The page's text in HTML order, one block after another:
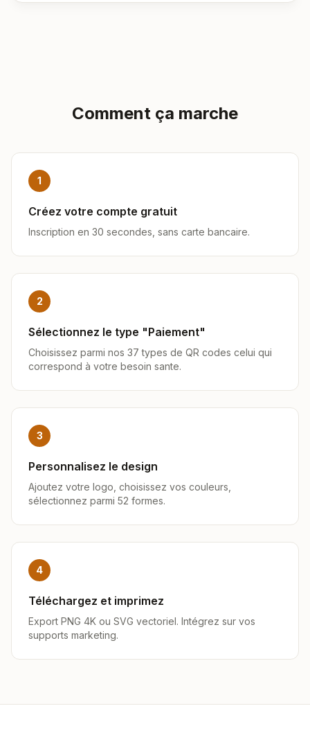
Comment ça marche
1
Créez votre compte gratuit
Inscription en 30 secondes, sans carte bancaire.
2
Sélectionnez le type "Paiement"
Choisissez parmi nos 37 types de QR codes celui qui
correspond à votre besoin sante.
3
Personnalisez le design
Ajoutez votre logo, choisissez vos couleurs,
sélectionnez parmi 52 formes.
4
Téléchargez et imprimez
Export PNG 4K ou SVG vectoriel. Intégrez sur vos
supports marketing.